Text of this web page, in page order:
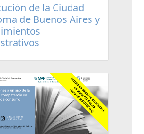
de la Ciudad
de Buenos Aires y